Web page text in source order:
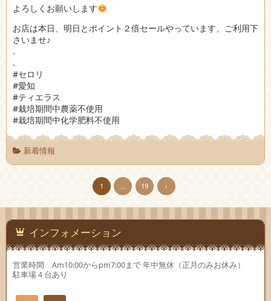
よろしくお願いします
お店は本日、明日とポイント２倍セールやっています、ご利用下
さいませ♪
.
.
#セロリ
#愛知
#ティエラス
#栽培期間中農薬不使用
#栽培期間中化学肥料不使用
新着情報
1 … 19 ›
インフォメーション
営業時間 Am10:00からpm7:00まで 年中無休（正月のみお休み）
駐車場４台あり